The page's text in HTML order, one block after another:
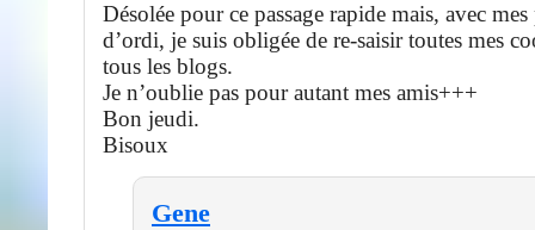
Désolée pour ce passage rapide mais, avec
d’ordi, je suis obligée de re-saisir toutes mes
tous les blogs.
Je n’oublie pas pour autant mes amis+++
Bon jeudi.
Bisoux
Gene